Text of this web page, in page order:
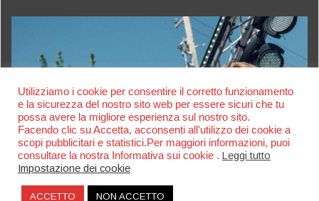
Utilizziamo i cookie per consentire il corretto funzionamento
e la sicurezza del nostro sito web per essere sicuri che tu
possa avere la migliore esperienza sul nostro sito.
Facendo clic su Accetta, acconsenti all'utilizzo dei cookie a
scopi pubblicitari e statistici.Per maggiori informazioni, puoi
consultare la nostra Informativa sui cookie . Leggi tutto
Impostazione dei cookie
ACCETTO NON ACCETTO